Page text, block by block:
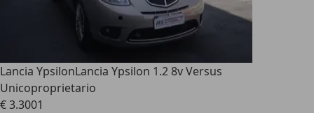
Lancia YpsilonLancia Ypsilon 1.2 8v Versus
Unicoproprietario
€ 3.3001